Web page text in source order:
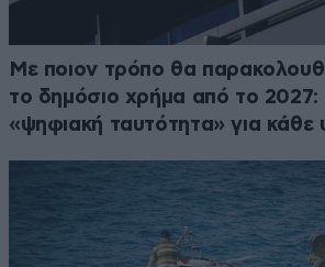
Με ποιον τρόπο θα
το δημόσιο χρήμα από το 2027:
«ψηφιακή ταυτότητα» για κάθε